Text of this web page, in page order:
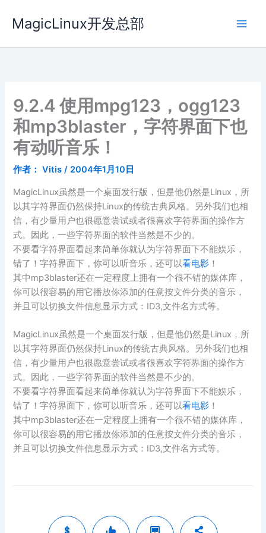
容
MagicLinux开发总部
9.2.4 使用mpg123，ogg123
和mp3blaster，字符界面下也
有动听音乐！
作者： Vitis/ 2004年1月10日
MagicLinux虽然是一个桌面发行版，但是他仍然是Linux，所
以其字符界面仍然保持Linux的传统古典风格。另外我们也相
信，有少量用户也很愿意尝试或者很喜欢字符界面的操作方
式。因此，一些字符界面的软件当然是不少的。
不要看字符界面看起来简单你就认为字符界面下不能娱乐，
错了！字符界面下，你可以听音乐，还可以看电影 ！
其中mp3blaster还在一定程度上拥有一个很不错的媒体库，
你可以很容易的用它播放你添加的任意按文件分类的音乐，
并且可以切换文件信息显示方式：ID3,文件名方式等。
MagicLinux虽然是一个桌面发行版，但是他仍然是Linux，所
以其字符界面仍然保持Linux的传统古典风格。另外我们也相
信，有少量用户也很愿意尝试或者很喜欢字符界面的操作方
式。因此，一些字符界面的软件当然是不少的。
不要看字符界面看起来简单你就认为字符界面下不能娱乐，
错了！字符界面下，你可以听音乐，还可以看电影 ！
其中mp3blaster还在一定程度上拥有一个很不错的媒体库，
你可以很容易的用它播放你添加的任意按文件分类的音乐，
并且可以切换文件信息显示方式：ID3,文件名方式等。